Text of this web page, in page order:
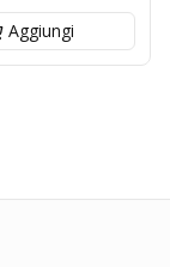
Aggiungi